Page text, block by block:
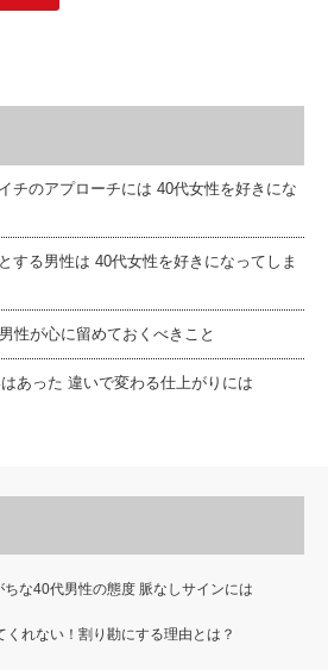
チのアプローチには 40代女性を好きにな
する男性は 40代女性を好きになってしま
性が心に留めておくべきこと
あった 違いで変わる仕上がりには
な40代男性の態度 脈なしサインには
れない！割り勘にする理由とは？